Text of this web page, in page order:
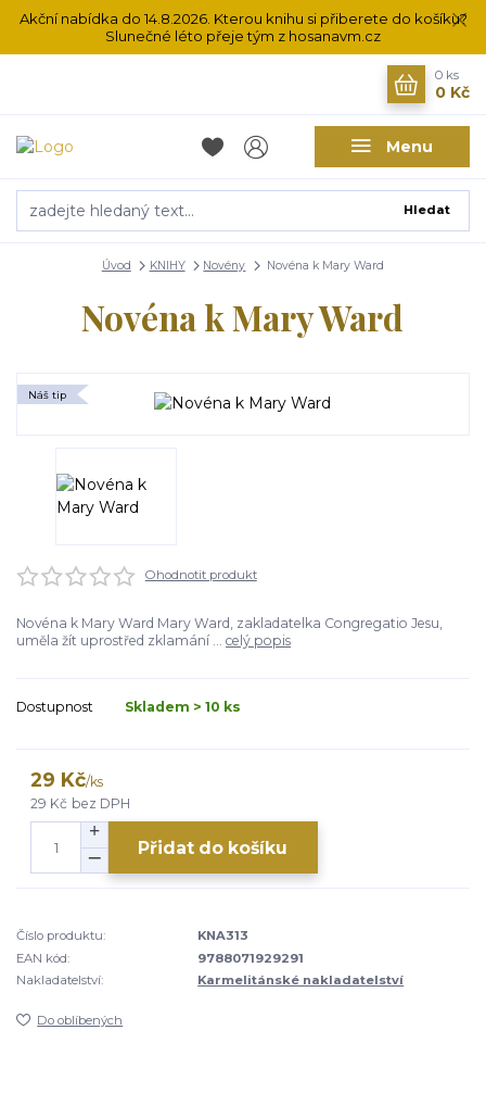
Akční nabídka do 14.8.2026. Kterou knihu si přiberete do košíku?
Slunečné léto přeje tým z hosanavm.cz
Menu
Hledat
0 ks
0 Kč
Úvod KNIHY Novény Novéna k Mary Ward
Novéna k Mary Ward
Náš tip
Ohodnotit produkt
Novéna k Mary Ward Mary Ward, zakladatelka Congregatio Jesu,
uměla žít uprostřed zklamání ... celý popis
Dostupnost Skladem > 10 ks
29 Kč/ks
29 Kč bez DPH
Přidat do košíku
Číslo produktu:
KNA313
EAN kód:
9788071929291
Nakladatelství:
Karmelitánské nakladatelství
Do oblíbených